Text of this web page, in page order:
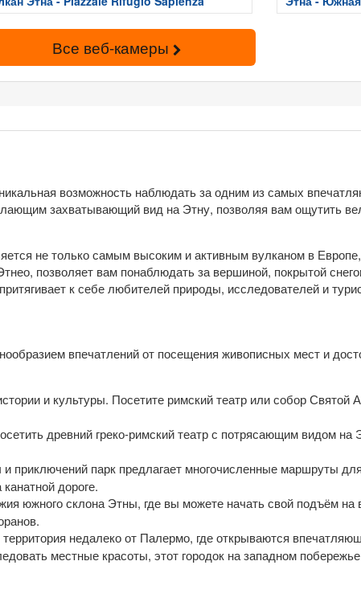
Все веб-камеры
возможность наблюдать за одним из самых
захватывающий вид на Этну, позволяя вам ощутить
не только самым высоким и активным вулканом в
позволяет вам понаблюдать за вершиной, покрытой
к себе любителей природы, исследователей и
впечатлений от посещения живописных мест и
и культуры. Посетите римский театр или собор Святой
древний греко-римский театр с потрясающим видом на
приключений парк предлагает многочисленные маршруты
дороге.
южного склона Этны, где вы можете начать свой подъём
недалеко от Палермо, где открываются
местные красоты, этот городок на западном